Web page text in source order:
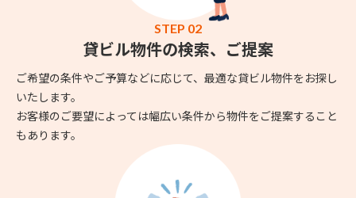
STEP 02
貸ビル物件の検索、ご提案
ご希望の条件やご予算などに応じて、最適な貸ビル物件をお探し
いたします。
お客様のご要望によっては幅広い条件から物件をご提案すること
もあります。